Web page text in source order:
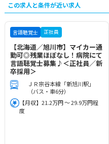
この求人と条件が近い求人
言語聴覚士 正社員
【北海道／旭川市】マイカー通
勤可◎残業ほぼなし！病院にて
言語聴覚士募集♪＜正社員／新
卒採用＞
ＪＲ宗谷本線「新旭川駅」
（バス・車6分）
【月収】21.2万円 ～ 29.9万円程
度